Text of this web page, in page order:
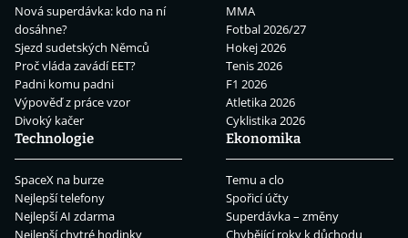
Nová superdávka: kdo na ní
dosáhne?
Sjezd sudetských Němců
Proč vláda zavádí EET?
Padni komu padni
Výpověď z práce vzor
Divoký kačer
MMA
Fotbal 2026/27
Hokej 2026
Tenis 2026
F1 2026
Atletika 2026
Cyklistika 2026
Technologie
SpaceX na burze
Nejlepší telefony
Nejlepší AI zdarma
Nejlepší chytré hodinky
Ekonomika
Temu a clo
Spořicí účty
Superdávka – změny
Chybějící roky k důchodu